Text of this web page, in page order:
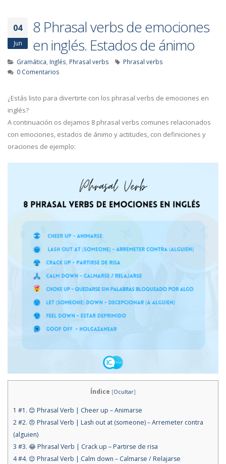
04
Jun
8 Phrasal verbs de emociones
en inglés. Estados de ánimo
Gramática, Inglés, Phrasal verbs
Phrasal verbs
0 Comentarios
¿Estás listo para divertirte con los phrasal verbs de emociones en
inglés?
A continuación os dejamos 8 phrasal verbs comunes relacionados
con emociones, estados de ánimo y actitudes, con definiciones y
oraciones de ejemplo:
Índice [Ocultar]
1 #1. 😊 Phrasal Verb | Cheer up – Animarse
2#2. 😠 Phrasal Verb | Lash out at (someone) – Arremeter contra
(alguien)
3 #3. 😂 Phrasal Verb | Crack up – Partirse de risa
4#4. 😌 Phrasal Verb | Calm down – Calmarse / Relajarse